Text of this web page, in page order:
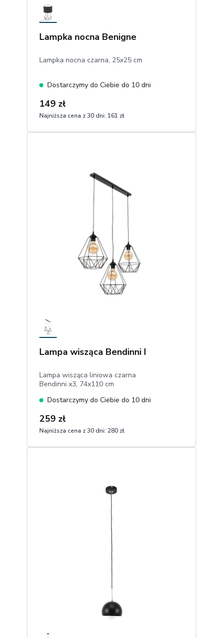
Lampka nocna Benigne
Lampka nocna czarna, 25x25 cm
Dostarczymy do Ciebie do 10 dni
149 zł
Najniższa cena z 30 dni: 161 zł
1
Lampa wisząca Bendinni I
Lampa wisząca liniowa czarna
Bendinni x3, 74x110 cm
Dostarczymy do Ciebie do 10 dni
259 zł
Najniższa cena z 30 dni: 280 zł
1